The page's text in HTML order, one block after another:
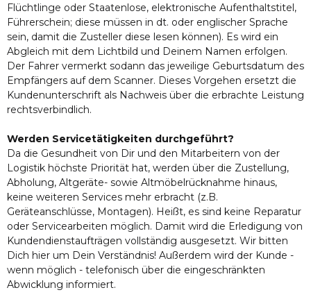
Flüchtlinge oder Staatenlose, elektronische Aufenthaltstitel,
Führerschein; diese müssen in dt. oder englischer Sprache
sein, damit die Zusteller diese lesen können). Es wird ein
Abgleich mit dem Lichtbild und Deinem Namen erfolgen.
Der Fahrer vermerkt sodann das jeweilige Geburtsdatum des
Empfängers auf dem Scanner. Dieses Vorgehen ersetzt die
Kundenunterschrift als Nachweis über die erbrachte Leistung
rechtsverbindlich.
Werden Servicetätigkeiten durchgeführt?
Da die Gesundheit von Dir und den Mitarbeitern von der
Logistik höchste Priorität hat, werden über die Zustellung,
Abholung, Altgeräte- sowie Altmöbelrücknahme hinaus,
keine weiteren Services mehr erbracht (z.B.
Geräteanschlüsse, Montagen). Heißt, es sind keine Reparatur
oder Servicearbeiten möglich. Damit wird die Erledigung von
Kundendienstaufträgen vollständig ausgesetzt. Wir bitten
Dich hier um Dein Verständnis! Außerdem wird der Kunde -
wenn möglich - telefonisch über die eingeschränkten
Abwicklung informiert.